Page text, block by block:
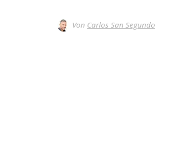
Von Carlos San Segundo